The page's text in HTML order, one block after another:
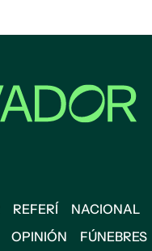
REFERÍ NACIONAL
OPINIÓN FÚNEBRES